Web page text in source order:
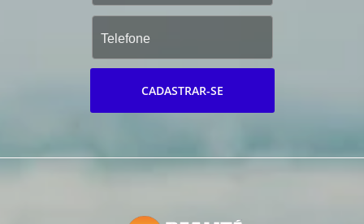
CADASTRAR-SE